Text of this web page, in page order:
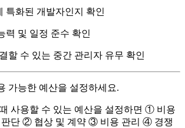
특화된 개발자인지 확인
력 및 일정 준수 확인
할 수 있는 중간 관리자 유무 확인
가능한 예산을 설정하세요.
사용할 수 있는 예산을 설정하면 ① 비용
판단 ② 협상 및 계약 ③ 비용 관리 ④ 경쟁